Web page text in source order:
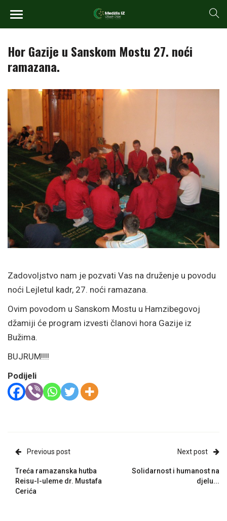
Hor Gazije u Sanskom Mostu 27. noći
ramazana.
Zadovoljstvo nam je pozvati Vas na druženje u povodu
noći Lejletul kadr, 27. noći ramazana.
Ovim povodom u Sanskom Mostu u Hamzibegovoj
džamiji će program izvesti članovi hora Gazije iz
Bužima.
BUJRUM!!!!
Podijeli
Previous post
Treća ramazanska hutba
Reisu-l-uleme dr. Mustafa
Cerića
Next post
Solidarnost i humanost na
djelu...